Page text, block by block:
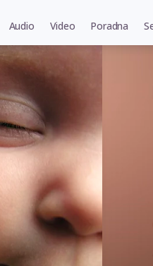
Audio Video Poradna